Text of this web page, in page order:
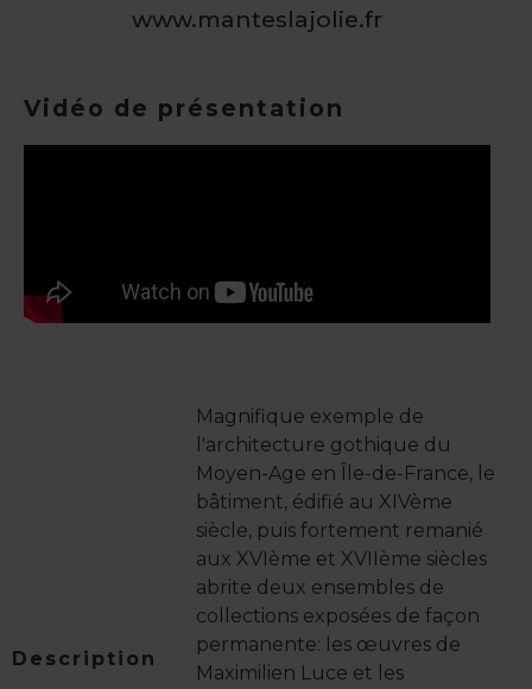
www.manteslajolie.fr
Vidéo de présentation
Description
Magnifique exemple de
l'architecture gothique du
Moyen-Age en Île-de-France, le
bâtiment, édifié au XIVème
siècle, puis fortement remanié
aux XVIème et XVIIème siècles
abrite deux ensembles de
collections exposées de façon
permanente: les œuvres de
Maximilien Luce et les